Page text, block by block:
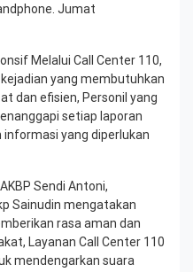
Jumat
Melalui Call Center 110,
yang membutuhkan
dan efisien, Personil yang
setiap laporan
yang diperlukan
Sendi Antoni,
Sainudin mengatakan
rasa aman dan
Layanan Call Center 110
mendengarkan suara